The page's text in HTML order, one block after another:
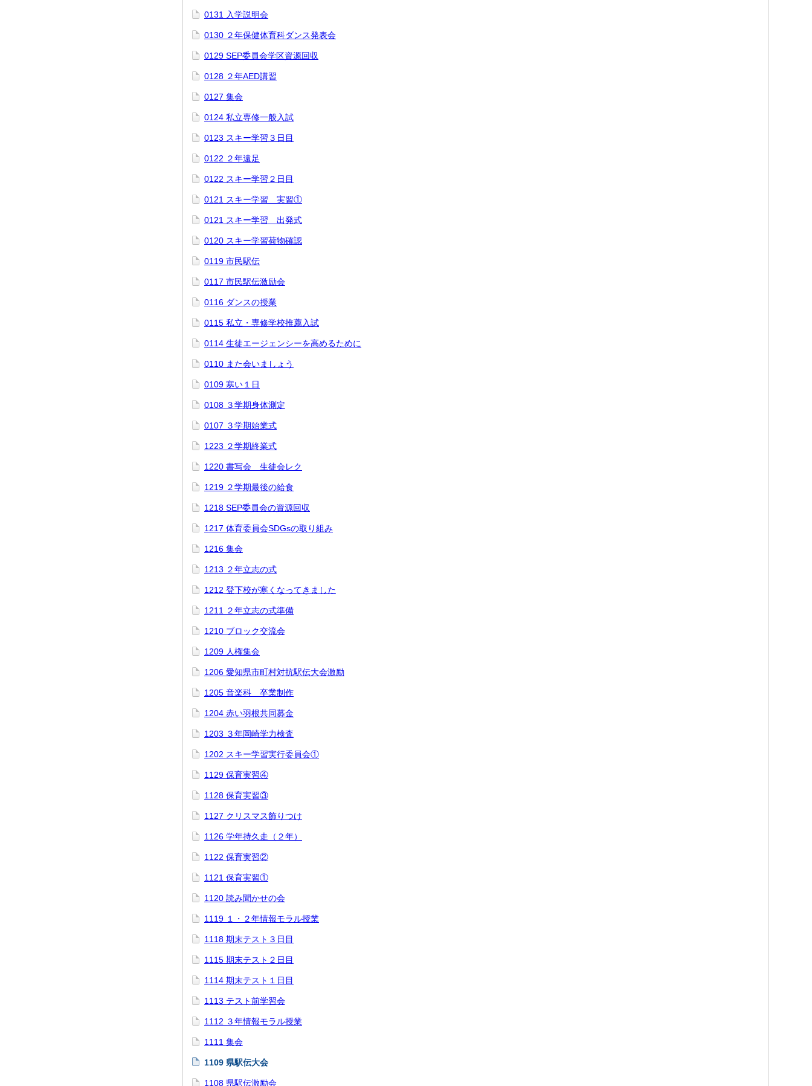
0131 入学説明会
0130 ２年保健体育科ダンス発表会
0129 SEP委員会学区資源回収
0128 ２年AED講習
0127 集会
0124 私立専修一般入試
0123 スキー学習３日目
0122 ２年遠足
0122 スキー学習２日目
0121 スキー学習 実習①
0121 スキー学習 出発式
0120 スキー学習荷物確認
0119 市民駅伝
0117 市民駅伝激励会
0116 ダンスの授業
0115 私立・専修学校推薦入試
0114 生徒エージェンシーを高めるために
0110 また会いましょう
0109 寒い１日
0108 ３学期身体測定
0107 ３学期始業式
1223 ２学期終業式
1220 書写会 生徒会レク
1219 ２学期最後の給食
1218 SEP委員会の資源回収
1217 体育委員会SDGsの取り組み
1216 集会
1213 ２年立志の式
1212 登下校が寒くなってきました
1211 ２年立志の式準備
1210 ブロック交流会
1209 人権集会
1206 愛知県市町村対抗駅伝大会激励
1205 音楽科 卒業制作
1204 赤い羽根共同募金
1203 ３年岡崎学力検査
1202 スキー学習実行委員会①
1129 保育実習④
1128 保育実習③
1127 クリスマス飾りつけ
1126 学年持久走（２年）
1122 保育実習②
1121 保育実習①
1120 読み聞かせの会
1119 １・２年情報モラル授業
1118 期末テスト３日目
1115 期末テスト２日目
1114 期末テスト１日目
1113 テスト前学習会
1112 ３年情報モラル授業
1111 集会
1109 県駅伝大会
1108 県駅伝激励会